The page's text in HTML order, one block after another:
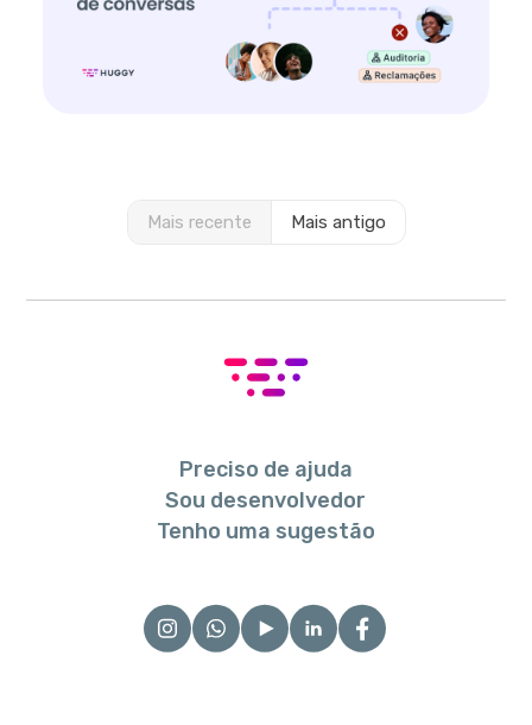
Mais recente Mais antigo
Preciso de ajuda
Sou desenvolvedor
Tenho uma sugestão